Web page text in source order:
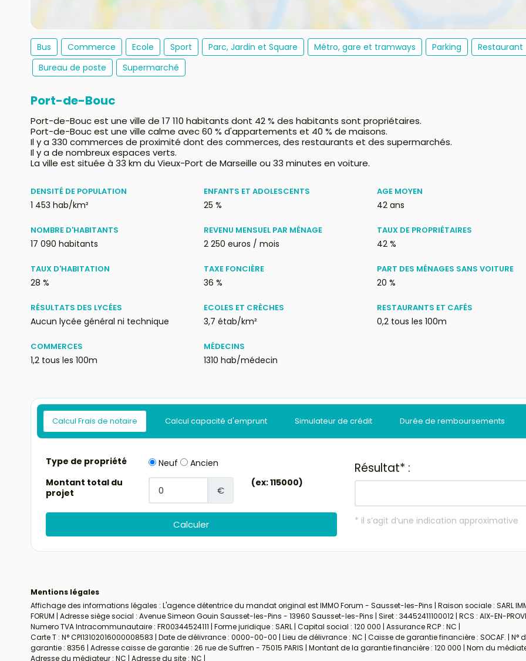
Bus Commerce Ecole Sport Parc, Jardin et Square Métro, gare et tramways Parking
Restaurant
Bureau de poste
Supermarché
Port-de-Bouc
Port-de-Bouc est une ville de 17 110 habitants dont 42 % des habitants sont propriétaires.
Port-de-Bouc est une ville calme avec 60 % d'appartements et 40 % de maisons.
Il y a 330 commerces de proximité dont des commerces, des restaurants et des supermarchés.
Il y a de nombreux espaces verts.
La ville est située à 33 km du Vieux-Port de Marseille ou 33 minutes en voiture.
DENSITÉ DE POPULATION
1 453 hab/km²
ENFANTS ET ADOLESCENTS
25 %
AGE MOYEN
42 ans
NOMBRE D'HABITANTS
17 090 habitants
REVENU MENSUEL PAR MÉNAGE
2 250 euros / mois
TAUX DE PROPRIÉTAIRES
42 %
TAUX D'HABITATION
28 %
TAXE FONCIÈRE
36 %
PART DES MÉNAGES SANS VOITURE
20 %
RÉSULTATS DES LYCÉES
Aucun lycée général ni technique
ECOLES ET CRÈCHES
3,7 étab/km²
RESTAURANTS ET CAFÉS
0,2 tous les 100m
COMMERCES
1,2 tous les 100m
MÉDECINS
1310 hab/médecin
Calcul Frais de notaire Calcul capacité d'emprunt Simulateur de crédit Durée de remboursements
Mentions légales
Affichage des informations légales : L'agence détentrice du mandat original est IMMO Forum - Sausset-les-Pins | Raison sociale : SARL
FORUM | Adresse siège social : Avenue Simeon Gouin Sausset-les-Pins - 13960 Sausset-les-Pins | Siret : 34452411100012 | RCS : AIX-EN-
Numero TVA Intracommunautaire : FR00344524111 | Forme juridique : SARL | Capital social : 120 000 | Assurance RCP : NC |
Carte T : N° CPI13102016000008583 | Date de délivrance : 0000-00-00 | Lieu de délivrance : NC | Caisse de garantie financière : SOCAF. | N°
garantie : 8356 | Adresse caisse de garantie : 26 rue de Suffren - 75015 PARIS | Montant de la garantie financière : 120 000 | Nom du
Adresse du médiateur : NC | Adresse du site : NC |